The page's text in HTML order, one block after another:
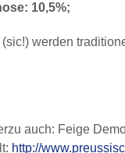
10,5%;
werden
auch: Feige
http://